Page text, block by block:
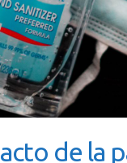
de la